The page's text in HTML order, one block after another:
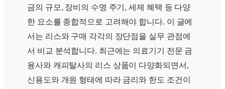
금의 규모, 장비의 수명 주기, 세제 혜택 등 다양
한 요소를 종합적으로 고려해야 합니다. 이 글에
서는 리스와 구매 각각의 장단점을 실무 관점에
서 비교 분석합니다. 최근에는 의료기기 전문 금
융사와 캐피탈사의 리스 상품이 다양화되면서,
신용도와 개원 형태에 따라 금리와 한도 조건이